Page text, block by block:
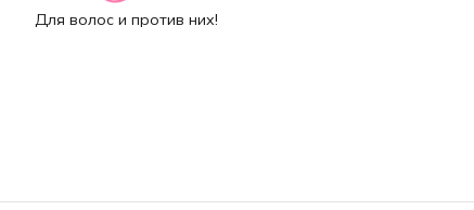
Для волос и против них!